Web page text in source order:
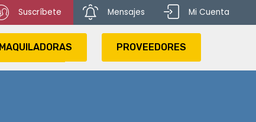
Suscríbete Mensajes Mi Cuenta
MAQUILADORAS PROVEEDORES